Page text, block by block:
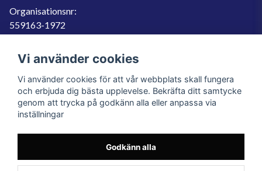
Organisationsnr:
559163-1972
SE559163197201
060-566 800
info@filter.se
559163-1972
Vi använder cookies
Vi använder cookies för att vår webbplats skall fungera
och erbjuda dig bästa upplevelse. Bekräfta ditt samtycke
genom att trycka på godkänn alla eller anpassa via
inställningar
Godkänn alla